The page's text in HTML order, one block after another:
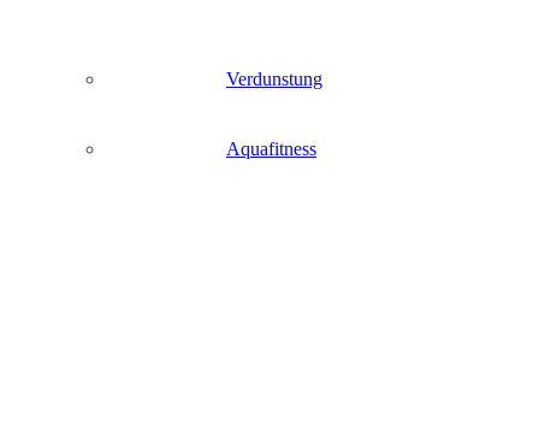
Verdunstung
Aquafitness